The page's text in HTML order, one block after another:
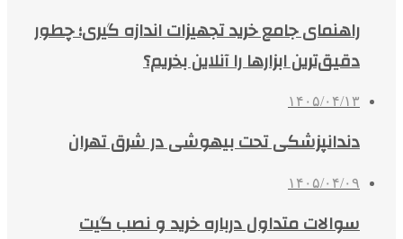
راهنمای جامع خرید تجهیزات اندازه گیری؛ چطور
دقیق‌ترین ابزارها را آنلاین بخریم؟
۱۴۰۵/۰۴/۱۳
دندانپزشکی تحت بیهوشی در شرق تهران
۱۴۰۵/۰۴/۰۹
سوالات متداول درباره خرید و نصب گیت